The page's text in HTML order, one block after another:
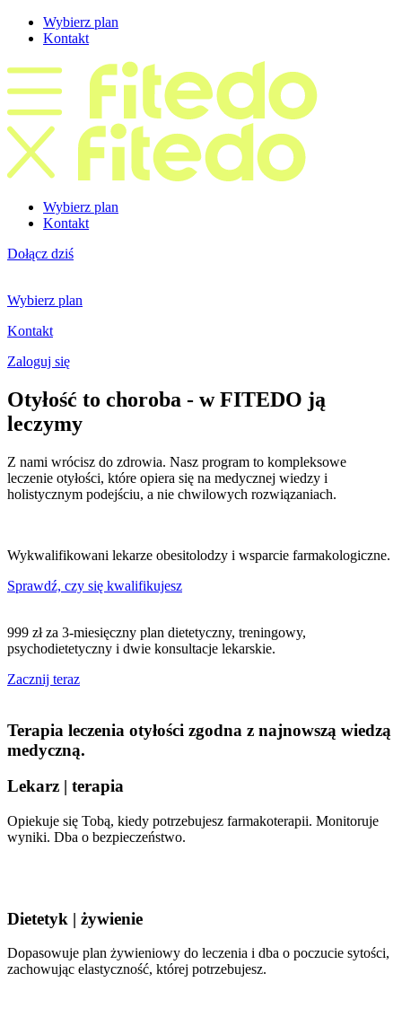
Wybierz plan
Kontakt
Wybierz plan
Kontakt
Dołącz dziś
Wybierz plan
Kontakt
Zaloguj się
Otyłość to choroba - w FITEDO ją
leczymy
Z nami wrócisz do zdrowia. Nasz program to kompleksowe
leczenie otyłości, które opiera się na medycznej wiedzy i
holistycznym podejściu, a nie chwilowych rozwiązaniach.
Wykwalifikowani lekarze obesitolodzy i wsparcie farmakologiczne.
Sprawdź, czy się kwalifikujesz
999 zł za 3-miesięczny plan dietetyczny, treningowy,
psychodietetyczny i dwie konsultacje lekarskie.
Zacznij teraz
Terapia leczenia otyłości zgodna z najnowszą wiedzą
medyczną.
Lekarz | terapia
Opiekuje się Tobą, kiedy potrzebujesz farmakoterapii. Monitoruje
wyniki. Dba o bezpieczeństwo.
Dietetyk | żywienie
Dopasowuje plan żywieniowy do leczenia i dba o poczucie sytości,
zachowując elastyczność, której potrzebujesz.